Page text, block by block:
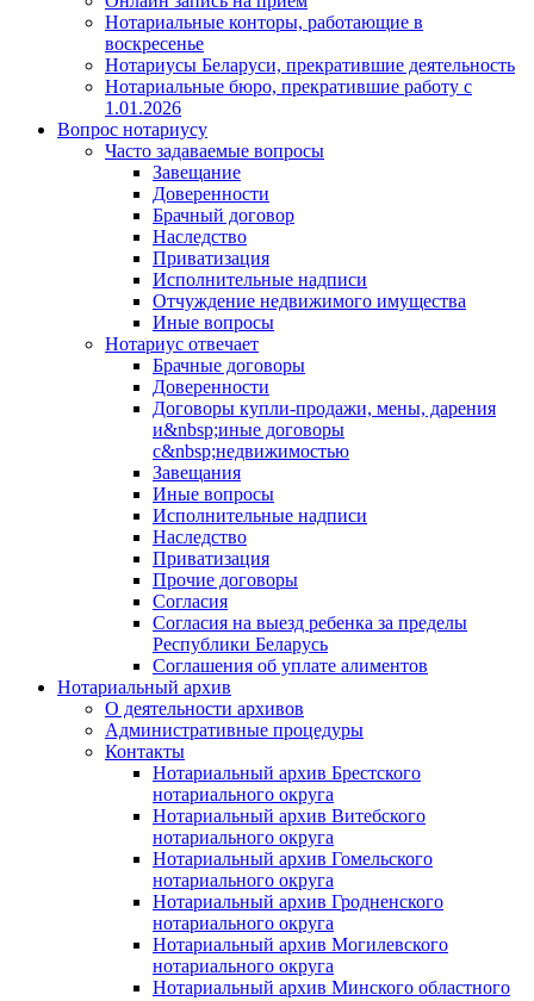
Нотариальные конторы, работающие в
воскресенье
Нотариусы Беларуси, прекратившие деятельность
Нотариальные бюро, прекратившие работу с
1.01.2026
Вопрос нотариусу
Часто задаваемые вопросы
Завещание
Доверенности
Брачный договор
Наследство
Приватизация
Исполнительные надписи
Отчуждение недвижимого имущества
Иные вопросы
Нотариус отвечает
Брачные договоры
Доверенности
Договоры купли-продажи, мены, дарения
и&nbsp;иные договоры
с&nbsp;недвижимостью
Завещания
Иные вопросы
Исполнительные надписи
Наследство
Приватизация
Прочие договоры
Согласия
Согласия на выезд ребенка за пределы
Республики Беларусь
Соглашения об уплате алиментов
Нотариальный архив
О деятельности архивов
Административные процедуры
Контакты
Нотариальный архив Брестского
нотариального округа
Нотариальный архив Витебского
нотариального округа
Нотариальный архив Гомельского
нотариального округа
Нотариальный архив Гродненского
нотариального округа
Нотариальный архив Могилевского
нотариального округа
Нотариальный архив Минского областного